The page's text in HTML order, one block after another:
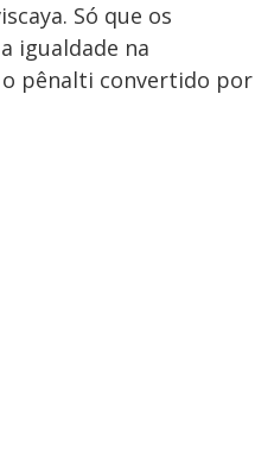
Só que os
igualdade na
o pênalti convertido por